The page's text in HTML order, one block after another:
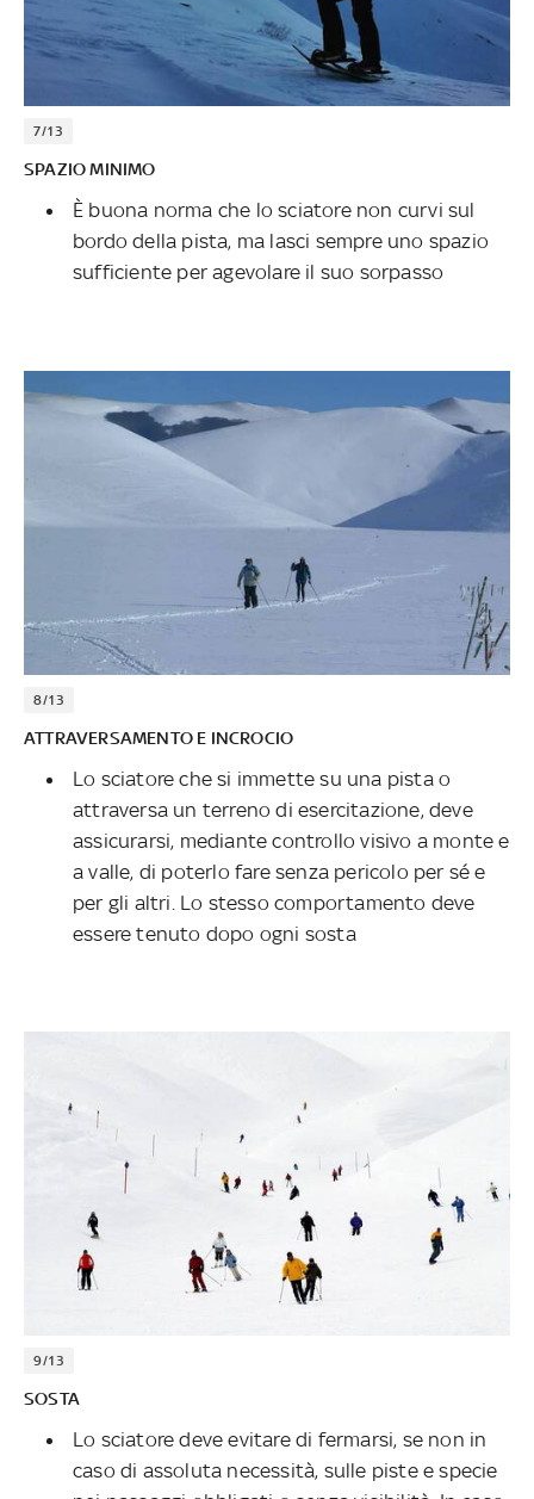
7/13
SPAZIO MINIMO
È buona norma che lo sciatore non curvi sul
bordo della pista, ma lasci sempre uno spazio
sufficiente per agevolare il suo sorpasso
8/13
ATTRAVERSAMENTO E INCROCIO
Lo sciatore che si immette su una pista o
attraversa un terreno di esercitazione, deve
assicurarsi, mediante controllo visivo a monte e
a valle, di poterlo fare senza pericolo per sé e
per gli altri. Lo stesso comportamento deve
essere tenuto dopo ogni sosta
9/13
SOSTA
Lo sciatore deve evitare di fermarsi, se non in
caso di assoluta necessità, sulle piste e specie